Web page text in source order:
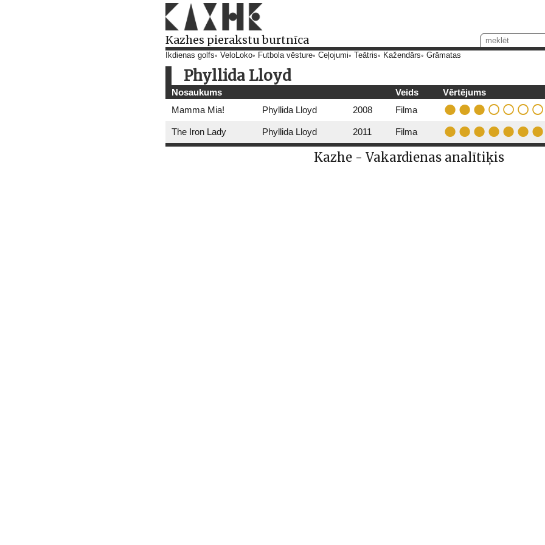
Kazhes pierakstu burtnīca
Ikdienas golfs VeloLoko Futbola vēsture Ceļojumi Teātris Kažendārs Grāmatas
Phyllida Lloyd
Nosaukums Veids
Vērtējums
Mamma Mia!
Phyllida Lloyd 2008 Filma
The Iron Lady Phyllida Lloyd 2011 Filma
Kazhe - Vakardienas analītiķis